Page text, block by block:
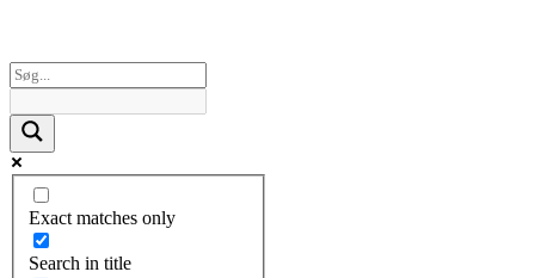
Exact matches only
Search in title